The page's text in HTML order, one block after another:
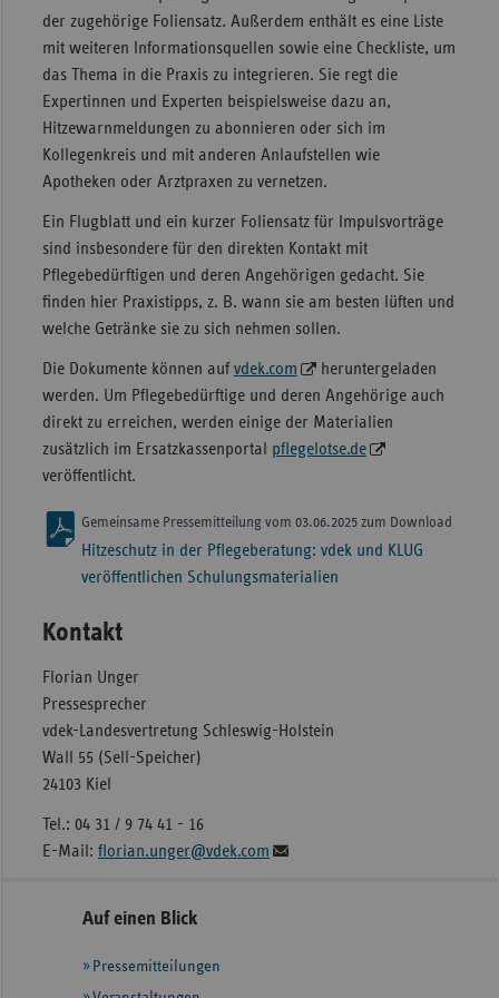
der zugehörige Foliensatz. Außerdem enthält es eine Liste
mit weiteren Informationsquellen sowie eine Checkliste, um
das Thema in die Praxis zu integrieren. Sie regt die
Expertinnen und Experten beispielsweise dazu an,
Hitzewarnmeldungen zu abonnieren oder sich im
Kollegenkreis und mit anderen Anlaufstellen wie
Apotheken oder Arztpraxen zu vernetzen.
Ein Flugblatt und ein kurzer Foliensatz für Impulsvorträge
sind insbesondere für den direkten Kontakt mit
Pflegebedürftigen und deren Angehörigen gedacht. Sie
finden hier Praxistipps, z. B. wann sie am besten lüften und
welche Getränke sie zu sich nehmen sollen.
Die Dokumente können aufvdek.com
heruntergeladen
werden. Um Pflegebedürftige und deren Angehörige auch
direkt zu erreichen, werden einige der Materialien
zusätzlich im Ersatzkassenportal pflegelotse.de
veröffentlicht.
Gemeinsame Pressemitteilung vom 03.06.2025 zum Download
Hitzeschutz in der Pflegeberatung: vdek und KLUG
veröffentlichen Schulungsmaterialien
Kontakt
Florian Unger
Pressesprecher
vdek-Landesvertretung Schleswig-Holstein
Wall 55 (Sell-Speicher)
24103 Kiel
Tel.: 04 31 / 9 74 41 - 16
E-Mail: florian.unger@vdek.com
Seitennavigation
Seitenleiste
weiteren
Auf einen Blick
Pressemitteilungen